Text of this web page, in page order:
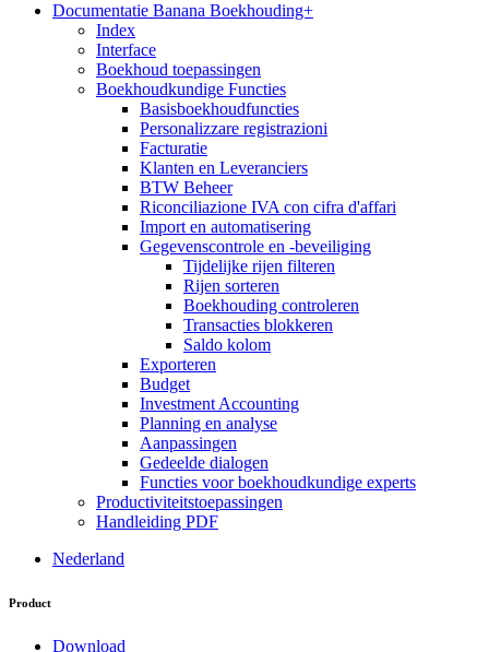
Documentatie Banana Boekhouding+
Index
Interface
Boekhoud toepassingen
Boekhoudkundige Functies
Basisboekhoudfuncties
Personalizzare registrazioni
Facturatie
Klanten en Leveranciers
BTW Beheer
Riconciliazione IVA con cifra d'affari
Import en automatisering
Gegevenscontrole en -beveiliging
Tijdelijke rijen filteren
Rijen sorteren
Boekhouding controleren
Transacties blokkeren
Saldo kolom
Exporteren
Budget
Investment Accounting
Planning en analyse
Aanpassingen
Gedeelde dialogen
Functies voor boekhoudkundige experts
Productiviteitstoepassingen
Handleiding PDF
Nederland
Product
Download